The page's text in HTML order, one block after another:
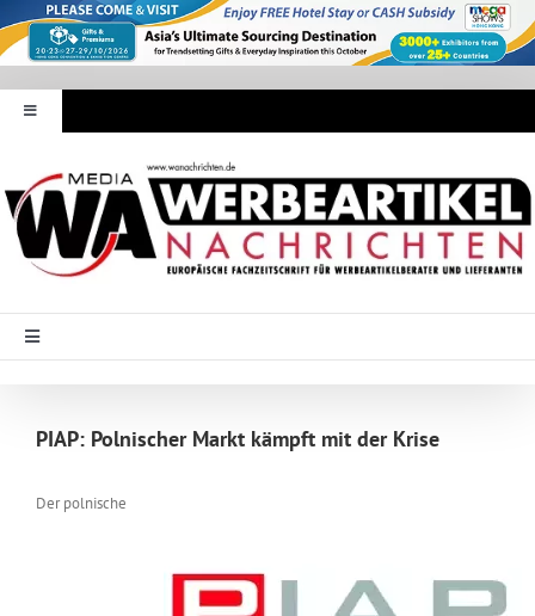
Inhalt
springen
Toggle
Navigation
Werbeartikel Nachrichten
E-Paper
WA Media
Toggle
PIAP: Polnischer Markt kämpft mit der Krise
Der polnische